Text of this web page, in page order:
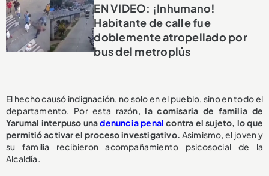
EN VIDEO: ¡Inhumano!
Habitante de calle fue
doblemente atropellado por
bus del metroplús
El hecho causó indignación, no solo en el pueblo, sino en todo el
departamento. Por esta razón,la comisaria de familia de
Yarumal interpuso unadenuncia penalcontra el sujeto, lo que
permitió activar el proceso investigativo. Asimismo, el joven y
su familia recibieron acompañamiento psicosocial de la
Alcaldía.